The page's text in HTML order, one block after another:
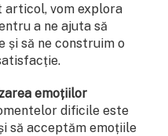
articol, vom explora
a ne ajuta să
și să ne construim o
emoțiilor
dificile este
să acceptăm emoțiile